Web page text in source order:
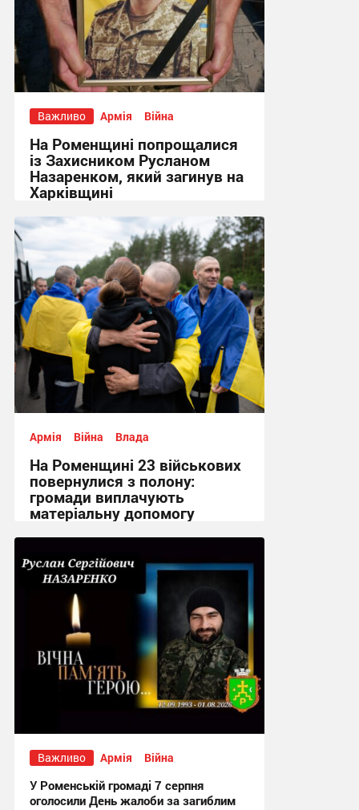
Важливо Армія Війна
На Роменщині попрощалися
із Захисником Русланом
Назаренком, який загинув на
Харківщині
Армія Війна Влада
На Роменщині 23 військових
повернулися з полону:
громади виплачують
матеріальну допомогу
12:02 вчора
Важливо Армія Війна
У Роменській громаді 7 серпня
оголосили День жалоби за загиблим